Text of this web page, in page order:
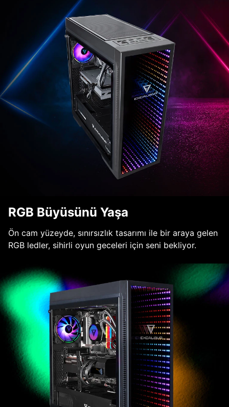
RGB Büyüsünü Yaşa
Ön cam yüzeyde, sınırsızlık tasarımı ile bir araya gelen
RGB ledler, sihirli oyun geceleri için seni bekliyor.